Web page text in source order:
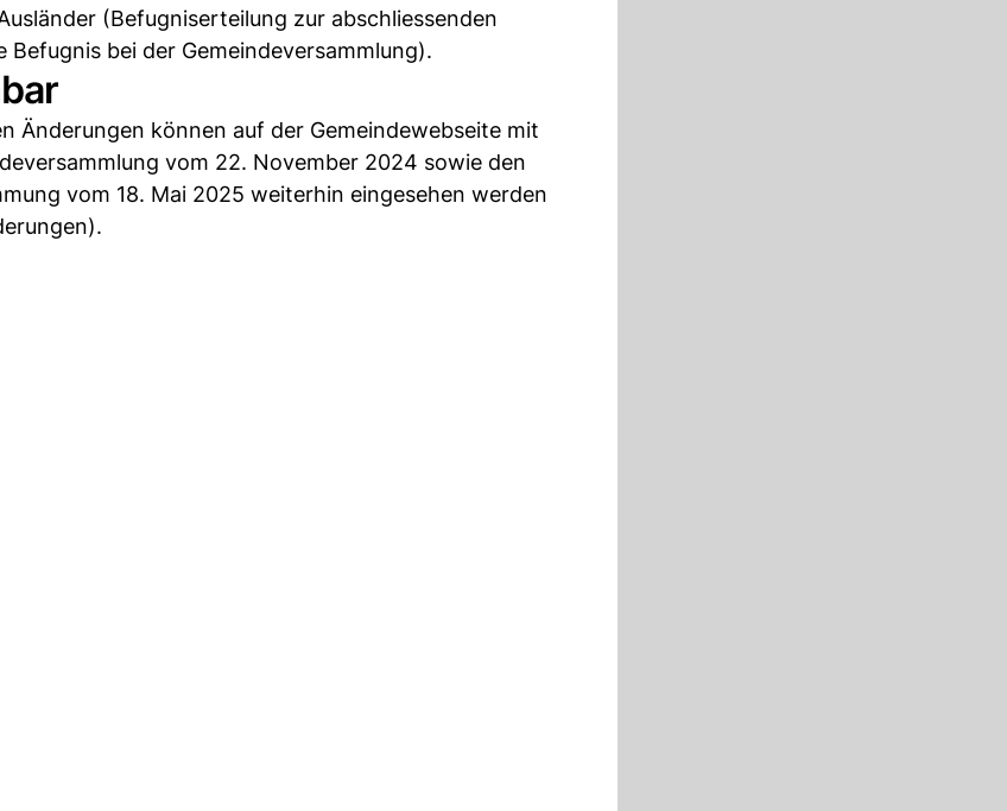
(Befugniserteilung zur abschliessenden
bei der Gemeindeversammlung).
Änderungen können auf der Gemeindewebseite mit
vom 22. November 2024 sowie den
vom 18. Mai 2025 weiterhin eingesehen werden